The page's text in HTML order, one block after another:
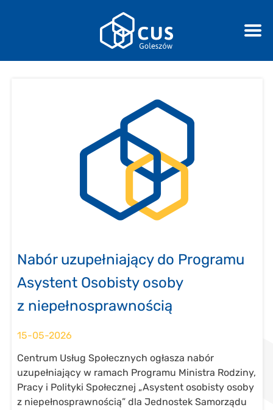
Nabór uzupełniający do Programu
Asystent Osobisty osoby
z niepełnosprawnością
15-05-2026
Centrum Usług Społecznych ogłasza nabór
uzupełniający w ramach Programu Ministra Rodziny,
Pracy i Polityki Społecznej „Asystent osobisty osoby
z niepełnosprawnością” dla Jednostek Samorządu